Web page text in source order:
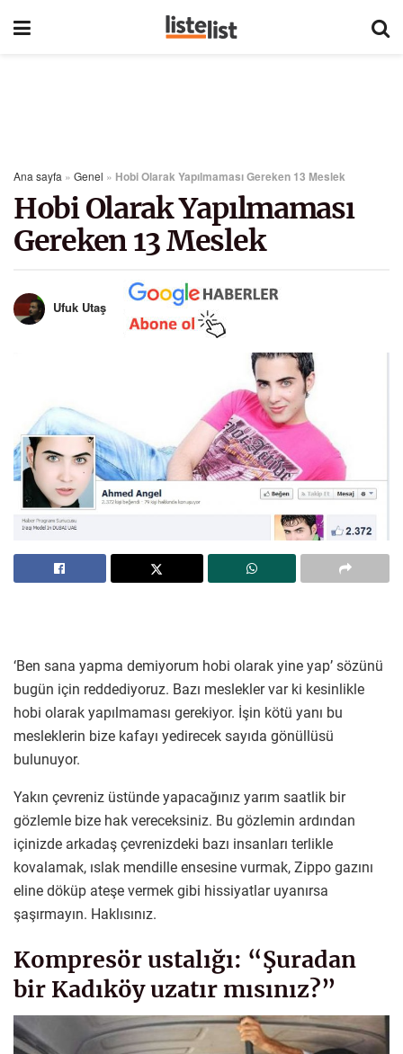
Ana sayfa » Genel » Hobi Olarak Yapılmaması Gereken 13 Meslek
Hobi Olarak Yapılmaması
Gereken 13 Meslek
Ufuk Utaş
‘Ben sana yapma demiyorum hobi olarak yine yap’ sözünü
bugün için reddediyoruz. Bazı meslekler var ki kesinlikle
hobi olarak yapılmaması gerekiyor. İşin kötü yanı bu
mesleklerin bize kafayı yedirecek sayıda gönüllüsü
bulunuyor.
Yakın çevreniz üstünde yapacağınız yarım saatlik bir
gözlemle bize hak vereceksiniz. Bu gözlemin ardından
içinizde arkadaş çevrenizdeki bazı insanları terlikle
kovalamak, ıslak mendille ensesine vurmak, Zippo gazını
eline döküp ateşe vermek gibi hissiyatlar uyanırsa
şaşırmayın. Haklısınız.
Kompresör ustalığı: “Şuradan
bir Kadıköy uzatır mısınız?”